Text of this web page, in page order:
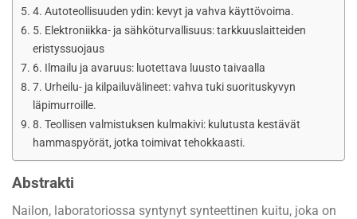
4. Autoteollisuuden ydin: kevyt ja vahva käyttövoima.
5. Elektroniikka- ja sähköturvallisuus: tarkkuuslaitteiden
eristyssuojaus
6. Ilmailu ja avaruus: luotettava luusto taivaalla
7. Urheilu- ja kilpailuvälineet: vahva tuki suorituskyvyn
läpimurroille.
8. Teollisen valmistuksen kulmakivi: kulutusta kestävät
hammaspyörät, jotka toimivat tehokkaasti.
Abstrakti
Nailon, laboratoriossa syntynyt synteettinen kuitu, joka on